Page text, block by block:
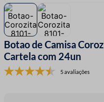
Botao de Camisa
Cartela com 24un
5 avaliações